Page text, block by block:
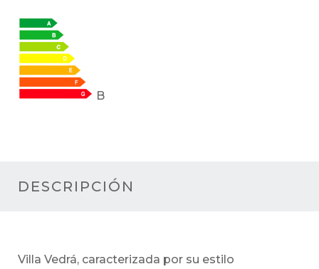
B
DESCRIPCIÓN
Villa Vedrá, caracterizada por su estilo